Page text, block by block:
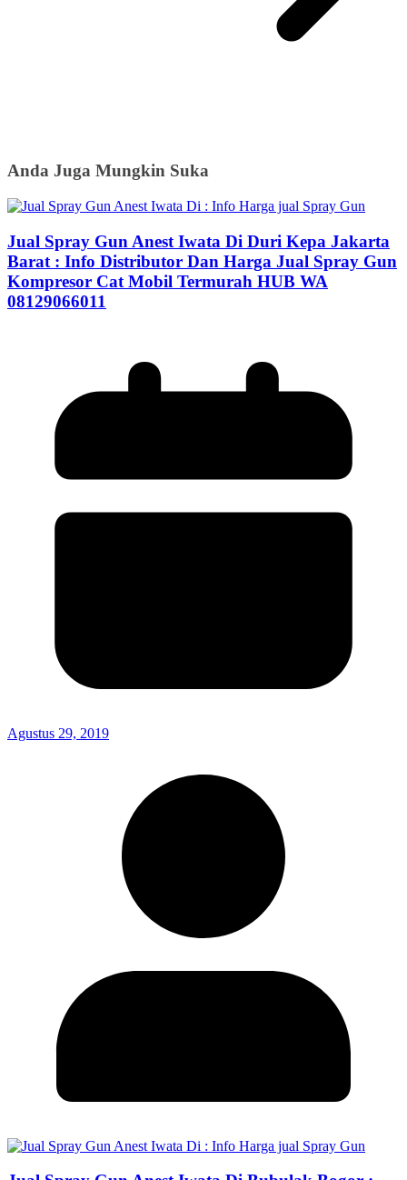
Anda Juga Mungkin Suka
Jual Spray Gun Anest Iwata Di Duri Kepa Jakarta
Barat : Info Distributor Dan Harga Jual Spray Gun
Kompresor Cat Mobil Termurah HUB WA
08129066011
Agustus 29, 2019